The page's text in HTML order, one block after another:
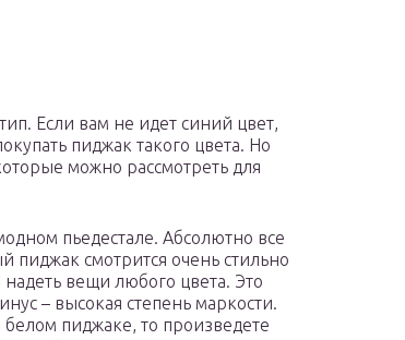
Если вам не идет синий цвет,
пиджак такого цвета. Но
можно рассмотреть для
пьедестале. Абсолютно все
пиджак смотрится очень стильно
вещи любого цвета. Это
– высокая степень маркости.
пиджаке, то произведете